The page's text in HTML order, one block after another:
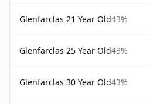
Glenfarclas 21 Year Old43%
Glenfarclas 25 Year Old43%
Glenfarclas 30 Year Old43%